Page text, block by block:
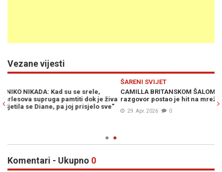
Vezane vijesti
CAMILLA BRITANSKOM ŠALOM ZBUNILA MELANIU: Njihov
razgovor postao je hit na mrežama
0
Komentari - Ukupno 0